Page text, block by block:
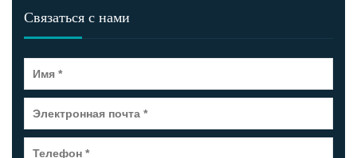
Связаться с нами